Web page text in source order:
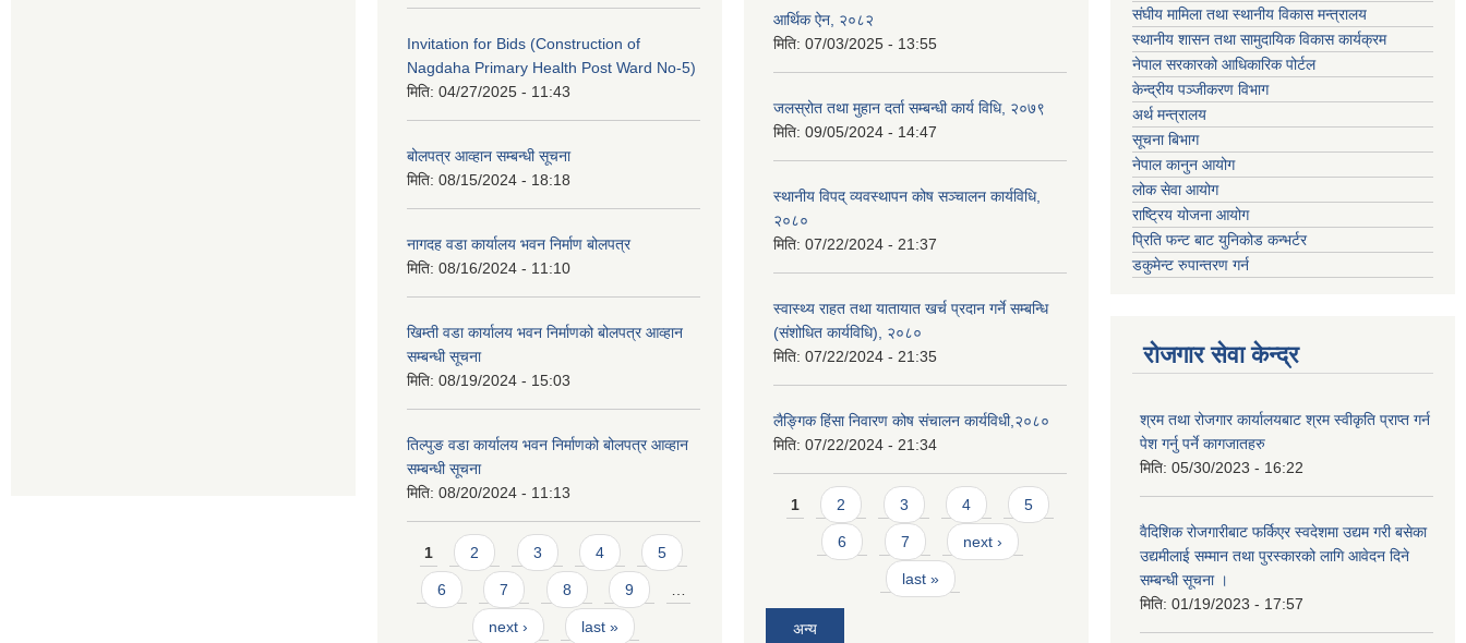
Invitation for Bids (Construction of
Nagdaha Primary Health Post Ward No-5)
मिति: 04/27/2025 - 11:43
बोलपत्र आव्हान सम्बन्धी सूचना
मिति: 08/15/2024 - 18:18
नागदह वडा कार्यालय भवन निर्माण बोलपत्र
मिति: 08/16/2024 - 11:10
खिम्ती वडा कार्यालय भवन निर्माणको बोलपत्र आव्हान
सम्बन्धी सूचना
मिति: 08/19/2024 - 15:03
तिल्पुङ वडा कार्यालय भवन निर्माणको बोलपत्र आव्हान
सम्बन्धी सूचना
मिति: 08/20/2024 - 11:13
Pages
1 2 3 4 5
6 7 8 9
next › last »
आर्थिक ऐन, २०८२
मिति: 07/03/2025 - 13:55
जलस्रोत तथा मुहान दर्ता सम्बन्धी कार्य विधि, २०७९
मिति: 09/05/2024 - 14:47
स्थानीय विपद् व्यवस्थापन कोष सञ्चालन कार्यविधि,
२०८०
मिति: 07/22/2024 - 21:37
स्वास्थ्य राहत तथा यातायात खर्च प्रदान गर्ने सम्बन्धि
(संशोधित कार्यविधि), २०८०
मिति: 07/22/2024 - 21:35
लैङ्गिक हिंसा निवारण कोष संचालन कार्यविधी,२०८०
मिति: 07/22/2024 - 21:34
Pages
1 2 3 4 5
6 7 next ›
last »
अन्य
संघीय मामिला तथा स्थानीय विकास मन्त्रालय
स्थानीय शासन तथा सामुदायिक विकास कार्यक्रम
नेपाल सरकारको आधिकारिक पोर्टल
केन्द्रीय पञ्जीकरण विभाग
अर्थ मन्त्रालय
सूचना बिभाग
नेपाल कानुन आयोग
लोक सेवा आयोग
राष्ट्रिय योजना आयोग
प्रिति फन्ट बाट युनिकोड कन्भर्टर
डकुमेन्ट रुपान्तरण गर्न
रोजगार सेवा केन्द्र
श्रम तथा रोजगार कार्यालयबाट श्रम स्वीकृति प्राप्त गर्न
पेश गर्नु पर्ने कागजातहरु
मिति: 05/30/2023 - 16:22
वैदिशिक रोजगारीबाट फर्किएर स्वदेशमा उद्यम गरी बसेका
उद्यमीलाई सम्मान तथा पुरस्कारको लागि आवेदन दिने
सम्बन्धी सूचना ।
मिति: 01/19/2023 - 17:57